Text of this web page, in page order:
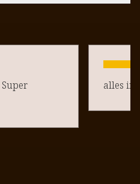
alles in